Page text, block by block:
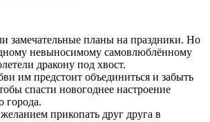
замечательные планы на праздники. Но
невыносимому самовлюблённому
дракону под хвост.
им предстоит объединиться и забыть
спасти новогоднее настроение
города.
прикопать друг друга в